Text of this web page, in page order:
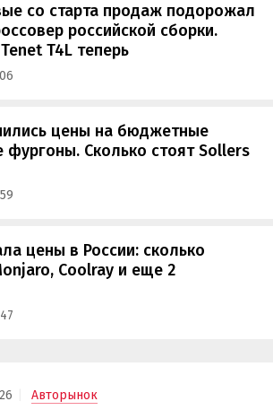
со старта продаж подорожал
российской сборки.
T4L теперь
цены на бюджетные
фургоны. Сколько стоят Sollers
цены в России: сколько
Coolray и еще 2
Авторынок